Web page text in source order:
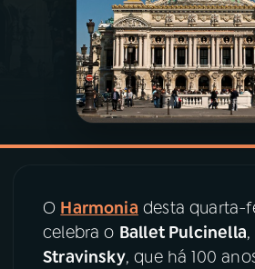
PROGRAMAS
PODCASTS
07ÚLTIMAS
O Harmonia desta quarta-
celebra o Ballet Pulcinella
Stravinsky, que há 100